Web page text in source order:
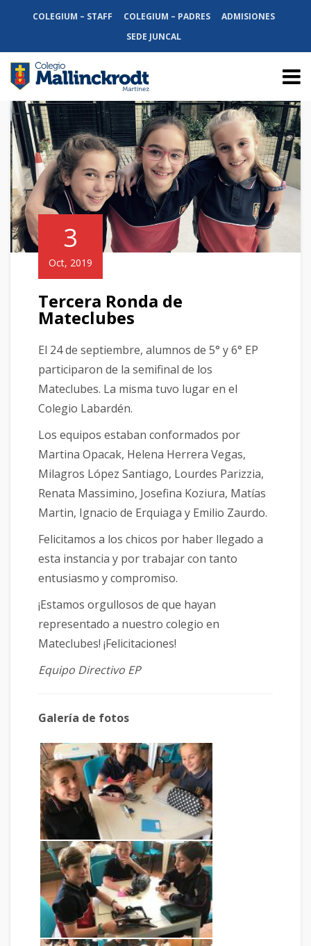
COLEGIUM – STAFF COLEGIUM – PADRES
ADMISIONES
SEDE JUNCAL
3
Oct, 2019
Tercera Ronda de
Mateclubes
El 24 de septiembre, alumnos de 5° y 6° EP
participaron de la semifinal de los
Mateclubes. La misma tuvo lugar en el
Colegio Labardén.
Los equipos estaban conformados por
Martina Opacak, Helena Herrera Vegas,
Milagros López Santiago, Lourdes Parizzia,
Renata Massimino, Josefina Koziura, Matías
Martin, Ignacio de Erquiaga y Emilio Zaurdo.
Felicitamos a los chicos por haber llegado a
esta instancia y por trabajar con tanto
entusiasmo y compromiso.
¡Estamos orgullosos de que hayan
representado a nuestro colegio en
Mateclubes! ¡Felicitaciones!
Equipo Directivo EP
Galería de fotos